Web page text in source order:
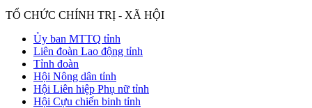
TỔ CHỨC CHÍNH TRỊ - XÃ HỘI
Ủy ban MTTQ tỉnh
Liên đoàn Lao động tỉnh
Tỉnh đoàn
Hội Nông dân tỉnh
Hội Liên hiệp Phụ nữ tỉnh
Hội Cựu chiến binh tỉnh